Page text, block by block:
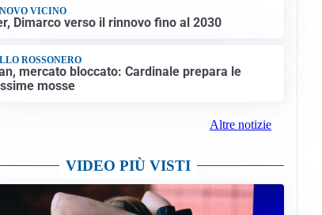
VICINO
Dimarco verso il rinnovo fino al 2030
ROSSONERO
mercato bloccato: Cardinale prepara le
mosse
Altre notizie
VIDEO PIÙ VISTI